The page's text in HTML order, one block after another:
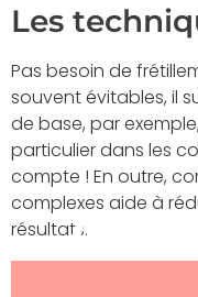
Les
Pas besoin de
souvent évitables, il
de base, par
particulier dans les
compte ! En outre,
complexes aide à
résultats.